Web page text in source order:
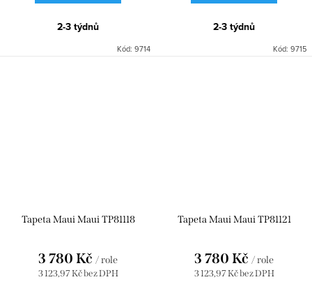
2-3 týdnů
Kód: 9714
2-3 týdnů
Kód: 9715
Tapeta Maui Maui TP81118
3 123,97 Kč bez DPH
3 780 Kč / role
Tapeta Maui Maui TP81121
3 123,97 Kč bez DPH
3 780 Kč / role